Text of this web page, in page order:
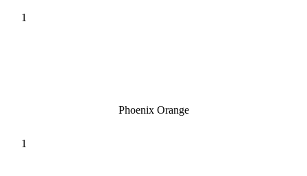
Phoenix Orange